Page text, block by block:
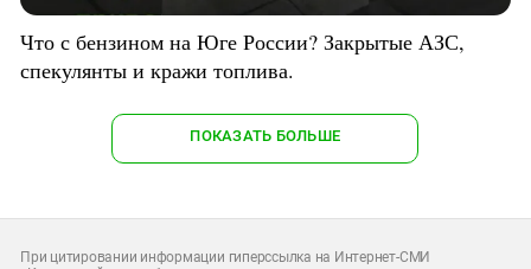
Что с бензином на Юге России? Закрытые АЗС,
спекулянты и кражи топлива.
ПОКАЗАТЬ БОЛЬШЕ
При цитировании информации гиперссылка на Интернет-СМИ